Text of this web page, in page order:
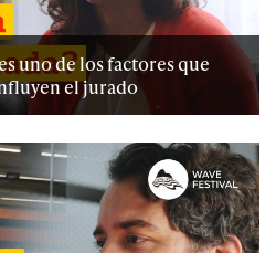
uno de los factores que
el jurado